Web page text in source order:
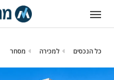
כל הנכסים למכירה מסחר